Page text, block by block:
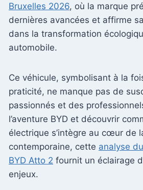
Bruxelles 2026, où la marque
dernières avancées et affirme
dans la transformation
automobile.
Ce véhicule, symbolisant à la
praticité, ne manque pas de
passionnés et des
l’aventure BYD et découvrir
électrique s’intègre au cœur de
contemporaine, cette analyse
BYD Atto 2 fournit un éclairage
enjeux.